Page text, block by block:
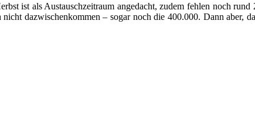
ist als Austauschzeitraum angedacht, zudem fehlen noch
dazwischenkommen – sogar noch die 400.000. Dann aber,